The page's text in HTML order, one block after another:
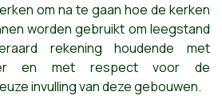
om na te gaan hoe de kerken
worden gebruikt om leegstand
rekening houdende met
en met respect voor de
invulling van deze gebouwen.